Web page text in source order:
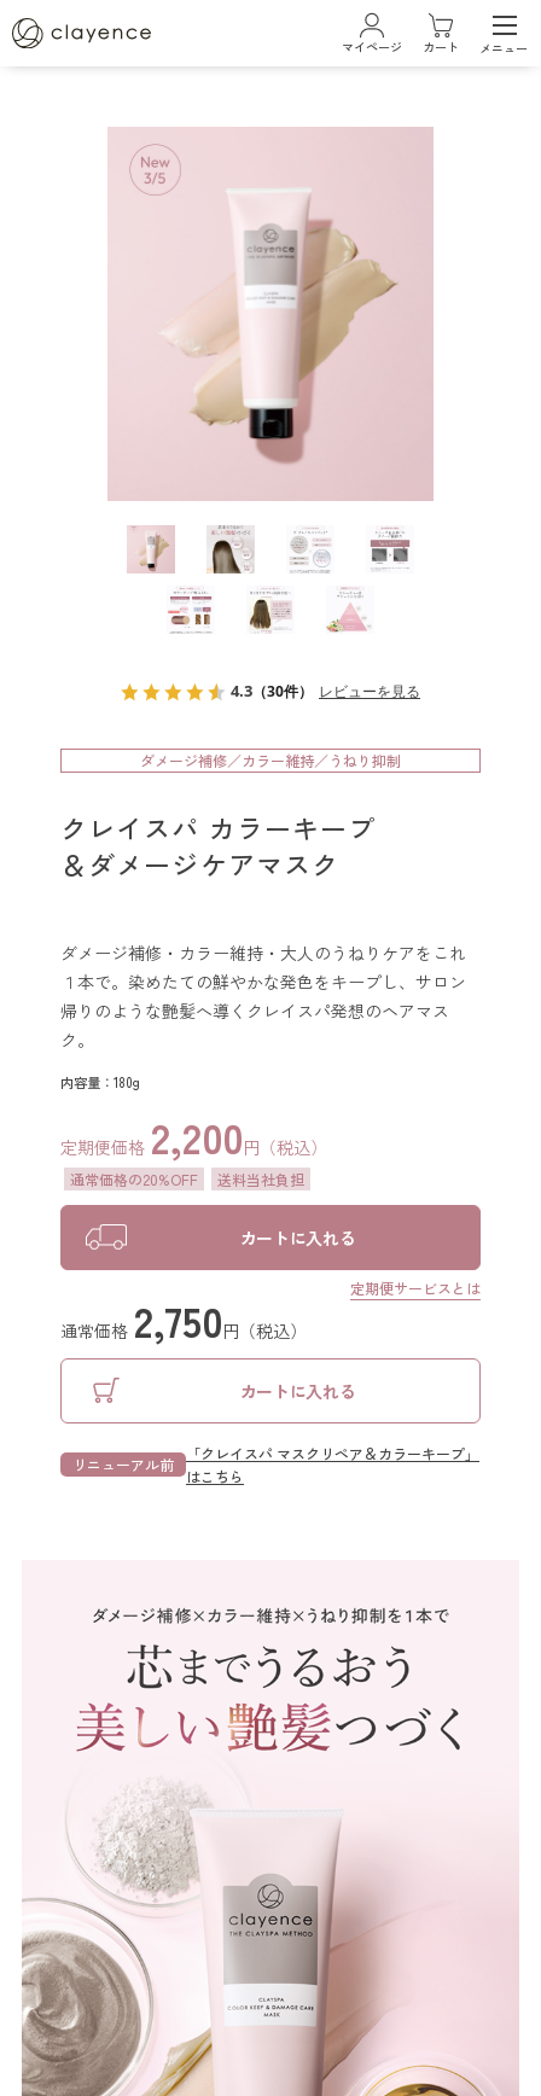
ベストコスメ受賞履歴
カラーケアシリーズ
クレイスパ
クイックカラー
カラートリートメント
クレイスパ
カラーケアシャンプー
クレイスパ カラーキープ
＆ダメージケアマスク
リペアカラーオイル
クレイスパ
スカルプケアシリーズ
クレイスパ
薬用育毛剤ヘアグロウ
クレイスパ 薬用スカルプシャンプー
ボリュームケア
ボリュームケア
特集 & コラム
あしたの美肌 | 美容情報を発信・キレイをサポートするWebメデ
ィア
マイページ カート メニュー
ダメージ補修／カラー維持／うねり抑制
クレイスパ カラーキープ
＆ダメージケアマスク
4.3 （30件） レビューを見る
ダメージ補修・カラー維持・大人のうねりケアをこれ
１本で。染めたての鮮やかな発色をキープし、サロン
帰りのような艶髪へ導くクレイスパ発想のヘアマス
ク。
内容量：180g
定期便価格 2,200円（税込）
通常価格の20%OFF 送料当社負担
カートに入れる
定期便サービスとは
通常価格 2,750円（税込）
カートに入れる
リニューアル前
「クレイスパ マスクリペア＆カラーキープ」
はこちら